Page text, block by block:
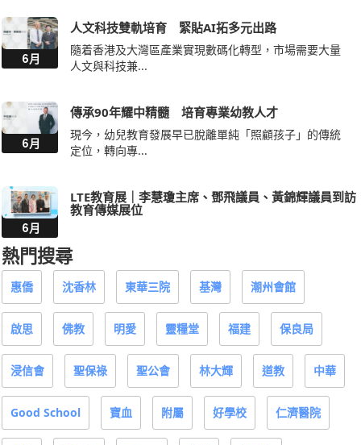
6月
人文科技雙軌培育 緊貼AI拓多元出路
隨着香港及大灣區產業實現數碼化轉型，市場需要大量
人文與科技兼...
6月
傳承90年耀中精髓 培育專業幼教人才
現今，幼兒教育發展早已脫離單純「照顧孩子」的傳統
定位，轉向專...
6月
LTE教育展｜李慧瓊主席、鄧飛議員、黃錦輝議員到訪
教育傳媒展位
熱門搜尋
惠僑 沈香林 東華三院 基灣 潮州會館
啟思 佛教 明愛 靈糧堂 福建 保良局
浸信會 聖保祿 聖公會 林大輝 道教 中華
Good School 寶血 附屬 好學校 仁濟醫院